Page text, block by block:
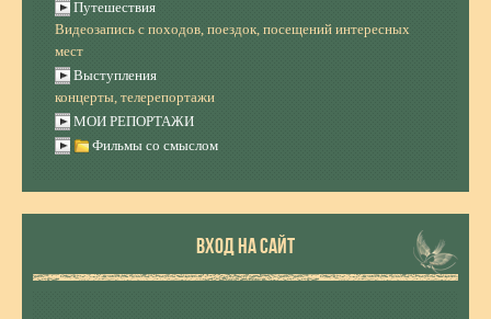
Путешествия
Видеозапись с походов, поездок, посещений интересных
мест
Выступления
концерты, телерепортажи
МОИ РЕПОРТАЖИ
Фильмы со смыслом
ВХОД НА САЙТ